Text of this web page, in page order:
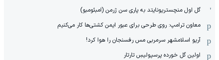
گل اول منچستریونایتد به پاری سن ژرمن (امبئومبو)
معاون ترامپ: روی طرحی برای عبور ایمن کشتی‌ها کار می‌کنیم
آریو اسلامشهر سرمربی مس رفسنجان را هوا کرد!
اولین گل خورده پرسپولیسِ تارتار